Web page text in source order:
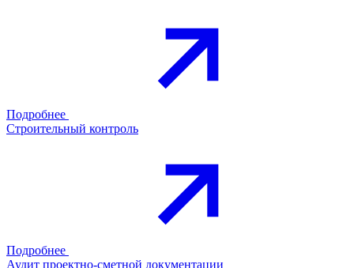
Подробнее
Строительный контроль
Подробнее
Аудит проектно-сметной документации